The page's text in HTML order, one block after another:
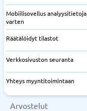
Mobiilisovellus analyysitietoja
varten
Räätälöidyt tilastot
Verkkosivuston seuranta
Yhteys myyntitoimintaan
Arvostelut